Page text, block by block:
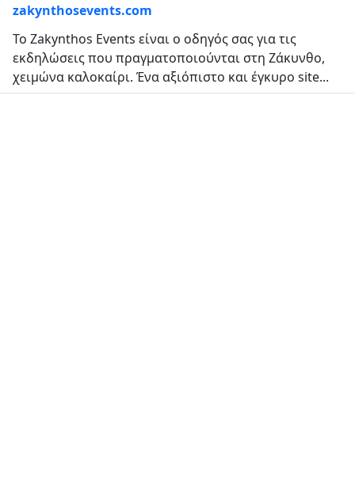
zakynthosevents.com
Το Zakynthos Events είναι ο οδηγός σας για τις
εκδηλώσεις που πραγματοποιούνται στη Ζάκυνθο,
χειμώνα καλοκαίρι. Ένα αξιόπιστο και έγκυρο site...